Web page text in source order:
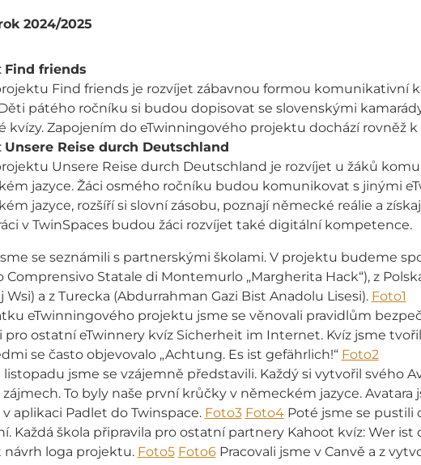
2024/2025
Find friends
Find friends je rozvíjet zábavnou formou komunikativní
pátého ročníku si budou dopisovat se slovenskými
kvízy. Zapojením do eTwinningového projektu dochází rovněž
Unsere Reise durch Deutschland
Unsere Reise durch Deutschland je rozvíjet u žáků
jazyce. Žáci osmého ročníku budou komunikovat s jinými
jazyce, rozšíří si slovní zásobu, poznají německé reálie a
v TwinSpaces budou žáci rozvíjet také digitální kompetence.
se seznámili s partnerskými školami. V projektu budeme
Statale di Montemurlo „Margherita Hack“), z
Wsi) a z Turecka (Abdurrahman Gazi Bist Anadolu Lisesi). Foto1
eTwinningového projektu jsme se věnovali pravidlům
pro ostatní eTwinnery kvíz Sicherheit im Internet. Kvíz jsme
se často objevovalo „Achtung. Es ist gefährlich!“ Foto2
jsme se vzájemně představili. Každý si vytvořil svého
zájmech. To byly naše první krůčky v německém jazyce.
aplikaci Padlet do Twinspace. Foto3 Foto4Poté jsme se pustili
Každá škola připravila pro ostatní partnery Kahoot kvíz: Wer ist
návrh loga projektu. Foto5 Foto6Pracovali jsme v Canvě a z